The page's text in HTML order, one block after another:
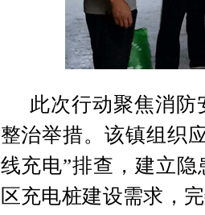
此次行动聚焦消
整治举措。该镇组织
线充电”排查，建立
区充电桩建设需求，